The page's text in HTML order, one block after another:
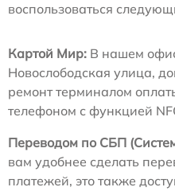
воспользоваться
Картой Мир: В нашем
Новослободская улица,
ремонт терминалом
телефоном с функцией
Переводом по СБП
вам удобнее сделать
платежей, это также